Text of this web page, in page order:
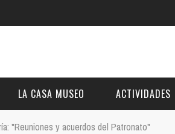
LA CASA MUSEO ACTIVIDADES
"Reuniones y acuerdos del Patronato"